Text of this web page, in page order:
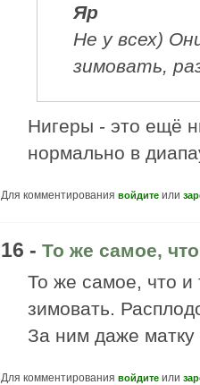
Яр
Не у всех)
зимовать,
Нигеры - это ещё
нормально в
Для комментирования войдите или
16 - То же самое,
То же самое, что
зимовать.
За ним даже
Для комментирования войдите или